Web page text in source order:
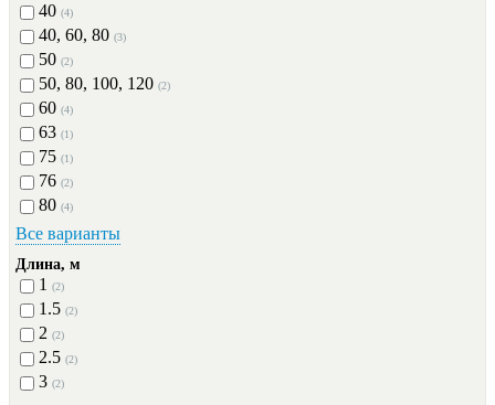
40 (4)
40, 60, 80 (3)
50 (2)
50, 80, 100, 120 (2)
60 (4)
63 (1)
75 (1)
76 (2)
80 (4)
Все варианты
Длина, м
1 (2)
1.5 (2)
2 (2)
2.5 (2)
3 (2)